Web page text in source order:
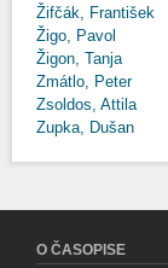
Žifčák, František
Žigo, Pavol
Žigon, Tanja
Zmátlo, Peter
Zsoldos, Attila
Zupka, Dušan
O ČASOPISE